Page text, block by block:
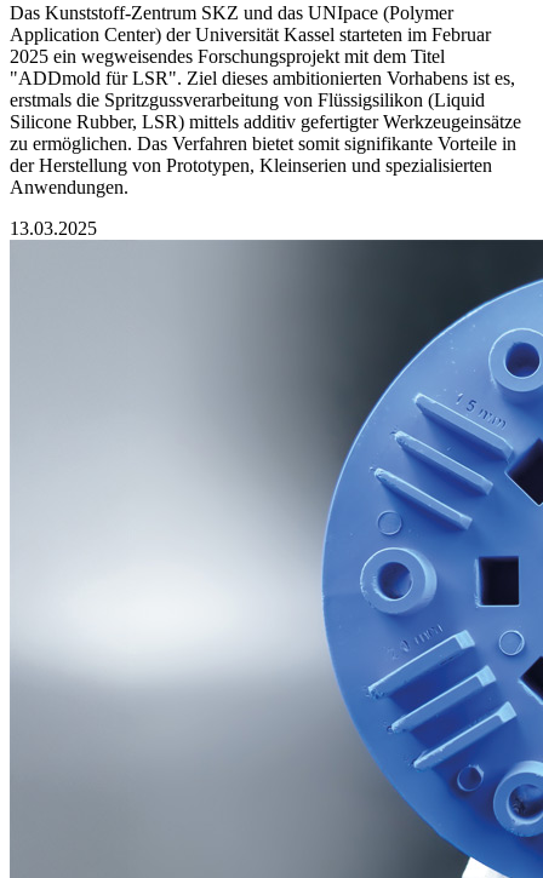
Das Kunststoff-Zentrum SKZ und das UNIpace (Polymer
Application Center) der Universität Kassel starteten im Februar
2025 ein wegweisendes Forschungsprojekt mit dem Titel
"ADDmold für LSR". Ziel dieses ambitionierten Vorhabens ist es,
erstmals die Spritzgussverarbeitung von Flüssigsilikon (Liquid
Silicone Rubber, LSR) mittels additiv gefertigter Werkzeugeinsätze
zu ermöglichen. Das Verfahren bietet somit signifikante Vorteile in
der Herstellung von Prototypen, Kleinserien und spezialisierten
Anwendungen.
13.03.2025